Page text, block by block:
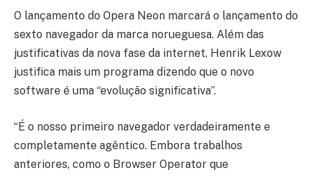
O lançamento do Opera Neon marcará o lançamento do
sexto navegador da marca norueguesa. Além das
justificativas da nova fase da internet, Henrik Lexow
justifica mais um programa dizendo que o novo
software é uma “evolução significativa”.
“É o nosso primeiro navegador verdadeiramente e
completamente agêntico. Embora trabalhos
anteriores, como o Browser Operator que